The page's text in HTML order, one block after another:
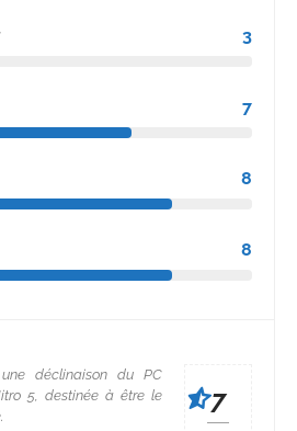
3
7
8
8
7
déclinaison du PC
5, destinée à être le